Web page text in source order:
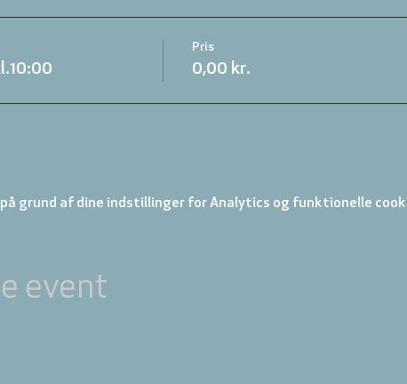
Pris
0,00 kr.
grund af dine indstillinger for Analytics og funktionelle
event